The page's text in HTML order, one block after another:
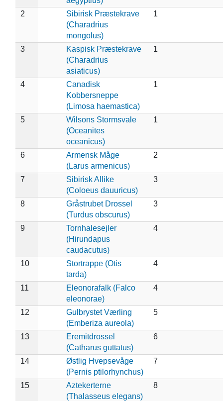
2
Sibirisk Præstekrave
(Charadrius
mongolus)
1
3
Kaspisk Præstekrave
(Charadrius
asiaticus)
1
4
Canadisk
Kobbersneppe
(Limosa haemastica)
1
5
Wilsons Stormsvale
(Oceanites
oceanicus)
1
6
Armensk Måge
(Larus armenicus)
2
7
Sibirisk Allike
(Coloeus dauuricus)
3
8
Gråstrubet Drossel
(Turdus obscurus)
3
9
Tornhalesejler
(Hirundapus
caudacutus)
4
10
Stortrappe (Otis
tarda)
4
11
Eleonorafalk (Falco
eleonorae)
4
12
Gulbrystet Værling
(Emberiza aureola)
5
13
Eremitdrossel
(Catharus guttatus)
6
14
Østlig Hvepsevåge
(Pernis ptilorhynchus)
7
15
Aztekerterne
(Thalasseus elegans)
8